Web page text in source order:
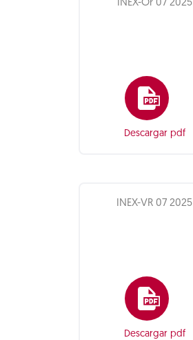
INEX-Or 07 2025
Descargar pdf
INEX-VR 07 2025
Descargar pdf